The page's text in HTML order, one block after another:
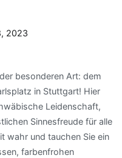
2023
besonderen Art: dem
in Stuttgart! Hier
Leidenschaft,
Sinnesfreude für alle
wahr und tauchen Sie ein
farbenfrohen